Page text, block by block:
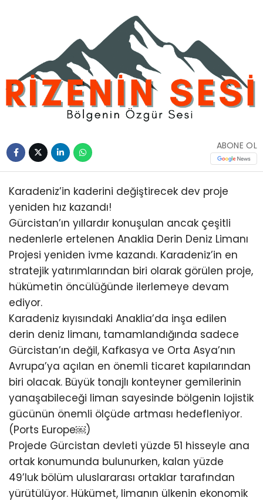
ABONE OL
Karadeniz’in kaderini değiştirecek dev proje
yeniden hız kazandı!
Gürcistan’ın yıllardır konuşulan ancak çeşitli
nedenlerle ertelenen Anaklia Derin Deniz Limanı
Projesi yeniden ivme kazandı. Karadeniz’in en
stratejik yatırımlarından biri olarak görülen proje,
hükümetin öncülüğünde ilerlemeye devam
ediyor.
Karadeniz kıyısındaki Anaklia’da inşa edilen
derin deniz limanı, tamamlandığında sadece
Gürcistan’ın değil, Kafkasya ve Orta Asya’nın
Avrupa’ya açılan en önemli ticaret kapılarından
biri olacak. Büyük tonajlı konteyner gemilerinin
yanaşabileceği liman sayesinde bölgenin lojistik
gücünün önemli ölçüde artması hedefleniyor.
(Ports Europe⁠￼)
Projede Gürcistan devleti yüzde 51 hisseyle ana
ortak konumunda bulunurken, kalan yüzde
49’luk bölüm uluslararası ortaklar tarafından
yürütülüyor. Hükümet, limanın ülkenin ekonomik